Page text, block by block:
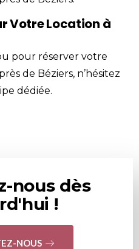
Votre Location à
pour réserver votre
de Béziers, n’hésitez
dédiée.
nous dès
!
NOUS